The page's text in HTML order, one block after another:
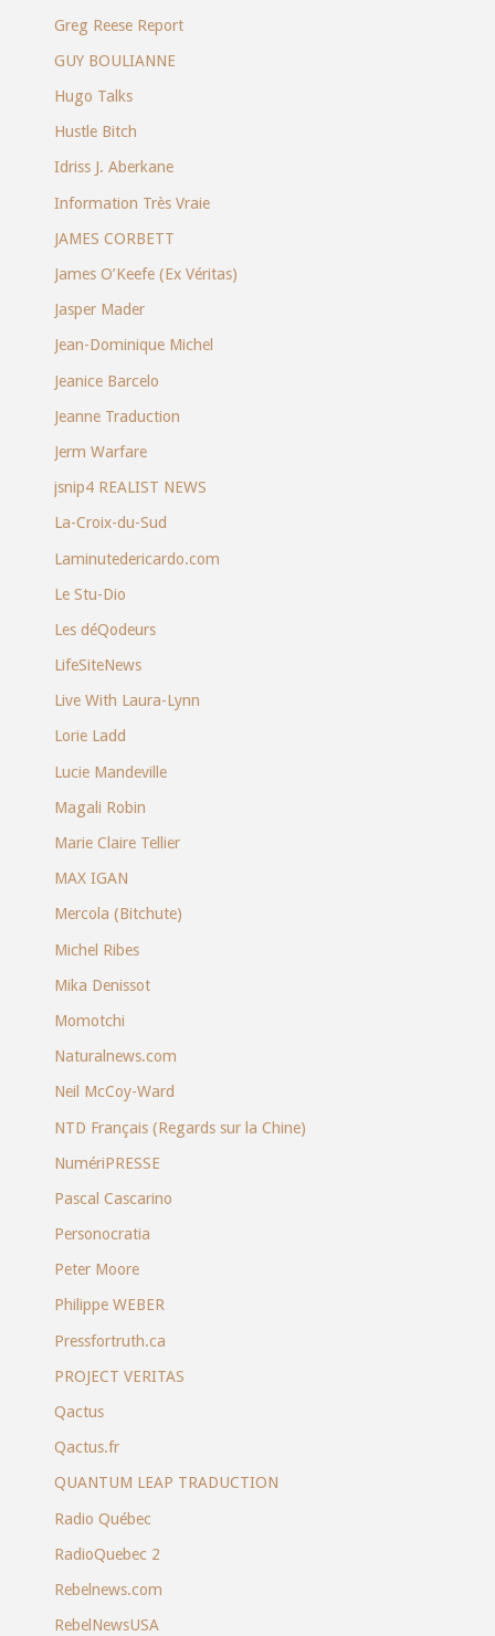
Greg Reese Report
GUY BOULIANNE
Hugo Talks
Hustle Bitch
Idriss J. Aberkane
Information Très Vraie
JAMES CORBETT
James O’Keefe (Ex Véritas)
Jasper Mader
Jean-Dominique Michel
Jeanice Barcelo
Jeanne Traduction
Jerm Warfare
jsnip4 REALIST NEWS
La-Croix-du-Sud
Laminutedericardo.com
Le Stu-Dio
Les déQodeurs
LifeSiteNews
Live With Laura-Lynn
Lorie Ladd
Lucie Mandeville
Magali Robin
Marie Claire Tellier
MAX IGAN
Mercola (Bitchute)
Michel Ribes
Mika Denissot
Momotchi
Naturalnews.com
Neil McCoy-Ward
NTD Français (Regards sur la Chine)
NumériPRESSE
Pascal Cascarino
Personocratia
Peter Moore
Philippe WEBER
Pressfortruth.ca
PROJECT VERITAS
Qactus
Qactus.fr
QUANTUM LEAP TRADUCTION
Radio Québec
RadioQuebec 2
Rebelnews.com
RebelNewsUSA